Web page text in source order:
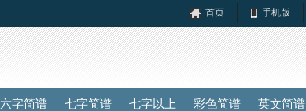
首页 手机版
六字简谱 七字简谱 七字以上 彩色简谱 英文简谱